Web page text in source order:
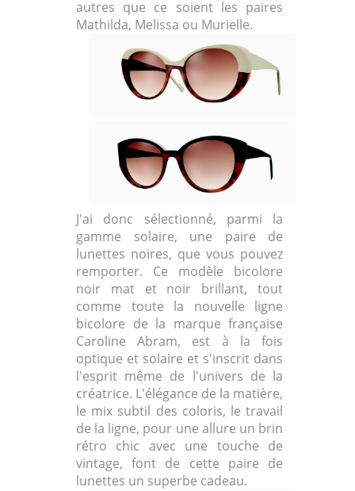
autres que ce soient les paires
Mathilda, Melissa ou Murielle.
J'ai donc sélectionné, parmi la
gamme solaire, une paire de
lunettes noires, que vous pouvez
remporter. Ce modèle bicolore
noir mat et noir brillant, tout
comme toute la nouvelle ligne
bicolore de la marque française
Caroline Abram, est à la fois
optique et solaire et s'inscrit dans
l'esprit même de l'univers de la
créatrice. L'élégance de la matière,
le mix subtil des coloris, le travail
de la ligne, pour une allure un brin
rétro chic avec une touche de
vintage, font de cette paire de
lunettes un superbe cadeau.